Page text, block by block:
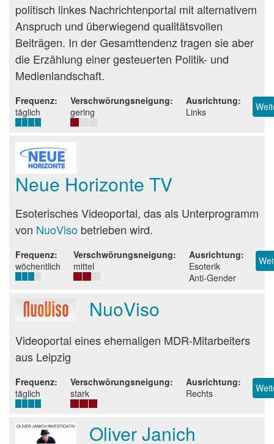
Beurteilung
politisch linkes Nachrichtenportal mit alternativem
Anspruch und überwiegend qualitätsvollen
Beiträgen. In der Gesamttendenz tragen sie aber
die Erzählung einer gesteuerten Politik- und
Medienlandschaft.
Frequenz
täglich
Verschwörungsneigung
gering
Ausrichtung
Links
Neue Horizonte TV
Beurteilung
Esoterisches Videoportal, das als Unterprogramm
von NuoVisobetrieben wird.
Frequenz
wöchentlich
Verschwörungsneigung
mittel
Ausrichtung
Esoterik
Anti-Gender
NuoViso
Beurteilung
Videoportal eines ehemaligen MDR-Mitarbeiters
aus Leipzig
Frequenz
täglich
Verschwörungsneigung
stark
Ausrichtung
Rechts
Oliver Janich